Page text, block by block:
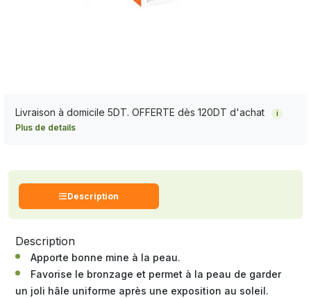
Livraison à domicile 5DT. OFFERTE dès 120DT d'achat i
Plus de details
Description
Description
Apporte bonne mine à la peau.
Favorise le bronzage et permet à la peau de garder
un joli hâle uniforme après une exposition au soleil.